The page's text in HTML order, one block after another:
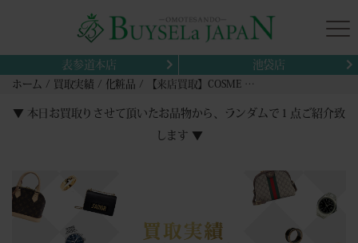
表参道本店 池袋店
ホーム 買取実績 化粧品 【来店買取】COSME DECORTE コスメデコルテ エターナル ブルーム コレクション 未使用 コフレ の買取事例
▼ 本日お買取りさせて頂いたお品物から、ランダムで１点ご紹介致
します ▼